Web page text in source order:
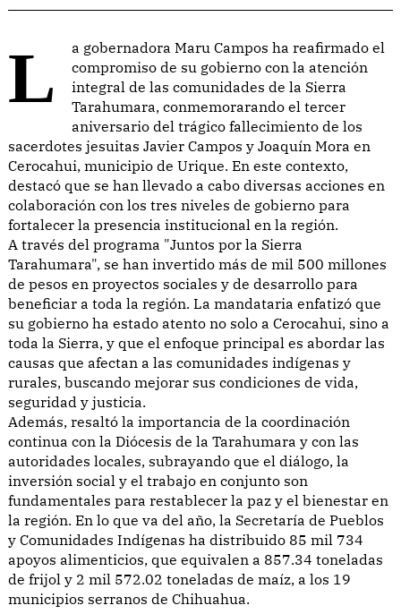
La gobernadora Maru Campos ha reafirmado el
compromiso de su gobierno con la atención
integral de las comunidades de la Sierra
Tarahumara, conmemorarando el tercer
aniversario del trágico fallecimiento de los
sacerdotes jesuitas Javier Campos y Joaquín Mora en
Cerocahui, municipio de Urique. En este contexto,
destacó que se han llevado a cabo diversas acciones en
colaboración con los tres niveles de gobierno para
fortalecer la presencia institucional en la región.
A través del programa "Juntos por la Sierra
Tarahumara", se han invertido más de mil 500 millones
de pesos en proyectos sociales y de desarrollo para
beneficiar a toda la región. La mandataria enfatizó que
su gobierno ha estado atento no solo a Cerocahui, sino a
toda la Sierra, y que el enfoque principal es abordar las
causas que afectan a las comunidades indígenas y
rurales, buscando mejorar sus condiciones de vida,
seguridad y justicia.
Además, resaltó la importancia de la coordinación
continua con la Diócesis de la Tarahumara y con las
autoridades locales, subrayando que el diálogo, la
inversión social y el trabajo en conjunto son
fundamentales para restablecer la paz y el bienestar en
la región. En lo que va del año, la Secretaría de Pueblos
y Comunidades Indígenas ha distribuido 85 mil 734
apoyos alimenticios, que equivalen a 857.34 toneladas
de frijol y 2 mil 572.02 toneladas de maíz, a los 19
municipios serranos de Chihuahua.